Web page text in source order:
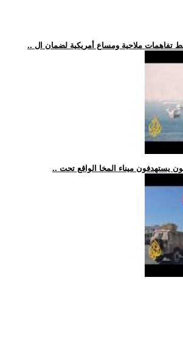
تفاهمات ملاحية ومساع أمريكية لضمان ال
يستهدفون ميناء المخا الواقع تحت